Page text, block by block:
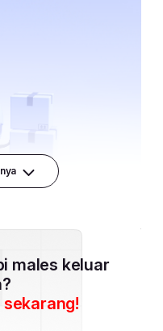
males keluar